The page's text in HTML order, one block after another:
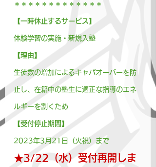
＊＊＊＊＊＊＊＊＊＊＊＊＊
【一時休止するサービス】
体験学習の実施・新規入塾
【理由】
生徒数の増加によるキャパオーバーを防
止し、在籍中の塾生に適正な指導のエネ
ルギーを割くため
【受付停止期間】
2023年3月21日（火祝）まで
★3/22（水）受付再開しま